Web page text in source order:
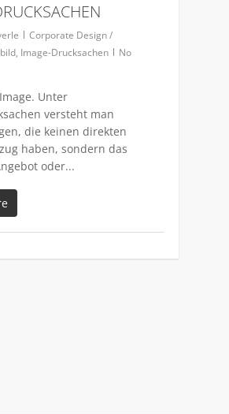
Corporate Design /
, Image-Drucksachen
No
Unter
versteht man
die keinen direkten
haben, sondern das
oder...
0